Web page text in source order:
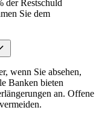
der Restschuld
Sie dem
wenn Sie absehen,
Banken bieten
an. Offene